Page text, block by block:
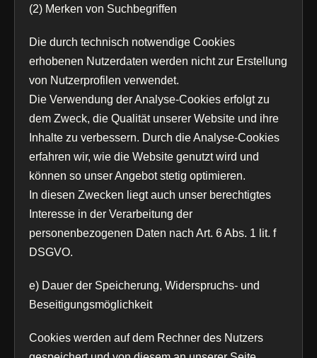
(2) Merken von Suchbegriffen
Die durch technisch notwendige Cookies
erhobenen Nutzerdaten werden nicht zur Erstellung
von Nutzerprofilen verwendet.
Die Verwendung der Analyse-Cookies erfolgt zu
dem Zweck, die Qualität unserer Website und ihre
Inhalte zu verbessern. Durch die Analyse-Cookies
erfahren wir, wie die Website genutzt wird und
können so unser Angebot stetig optimieren.
In diesen Zwecken liegt auch unser berechtigtes
Interesse in der Verarbeitung der
personenbezogenen Daten nach Art. 6 Abs. 1 lit. f
DSGVO.
e) Dauer der Speicherung, Widerspruchs- und
Beseitigungsmöglichkeit
Cookies werden auf dem Rechner des Nutzers